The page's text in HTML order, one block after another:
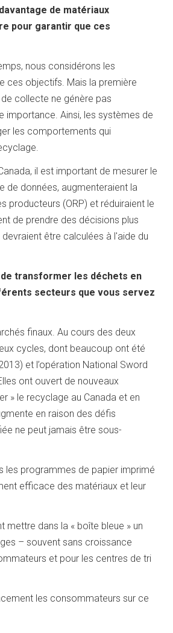
de matériaux
pour garantir que ces
nous considérons les
ces objectifs. Mais la première
collecte ne génère pas
importance. Ainsi, les systèmes de
les comportements qui
il est important de mesurer le
de données, augmenteraient la
producteurs (ORP) et réduiraient le
de prendre des décisions plus
être calculées à l'aide du
transformer les déchets en
secteurs que vous servez
finaux. Au cours des deux
cycles, dont beaucoup ont été
et l’opération National Sword
ont ouvert de nouveaux
» le recyclage au Canada et en
en raison des défis
ne peut jamais être sous-
les programmes de papier imprimé
efficace des matériaux et leur
dans la « boîte bleue » un
– souvent sans croissance
et pour les centres de tri
les consommateurs sur ce